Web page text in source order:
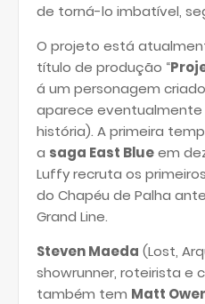
de torná-lo imbatível,
O projeto está
título de produção “
á um personagem
aparece
história). A primeira
a saga East Blueem
Luffy recruta os
do Chapéu de Palha
Grand Line.
Steven Maeda (Lost,
showrunner, roteirista e
também tem Matt